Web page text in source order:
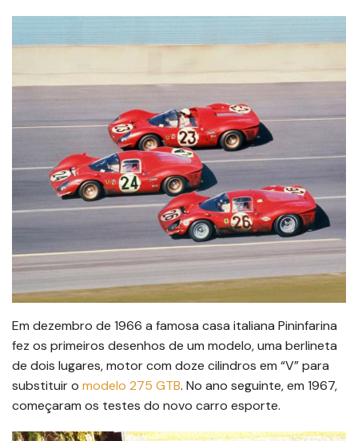
Em dezembro de 1966 a famosa casa italiana Pininfarina
fez os primeiros desenhos de um modelo, uma berlineta
de dois lugares, motor com doze cilindros em “V” para
substituir o modelo 275 GTB. No ano seguinte, em 1967,
começaram os testes do novo carro esporte.